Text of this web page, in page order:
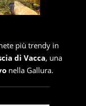
più trendy in
di Vacca, una
nella Gallura.